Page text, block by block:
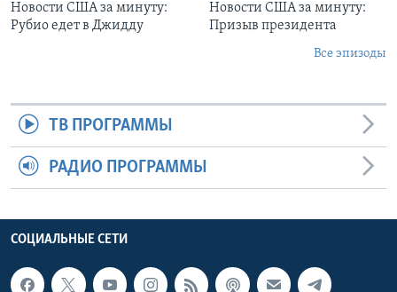
Новости США за минуту:
Рубио едет в Джидду
Новости США за минуту:
Призыв президента
Все эпизоды
ТВ ПРОГРАММЫ
РАДИО ПРОГРАММЫ
СОЦИАЛЬНЫЕ СЕТИ